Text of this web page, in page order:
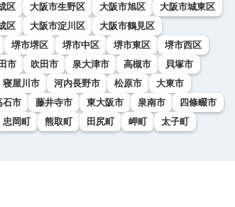
区 大阪市生野区 大阪市旭区
大阪市城東区
区 大阪市淀川区
大阪市鶴見区
堺市堺区 堺市中区 堺市東区
堺市西区
市 吹田市 泉大津市 高槻市
貝塚市
寝屋川市 河内長野市 松原市
大東市
石市 藤井寺市 東大阪市 泉南市
四條畷市
忠岡町 熊取町 田尻町 岬町
太子町